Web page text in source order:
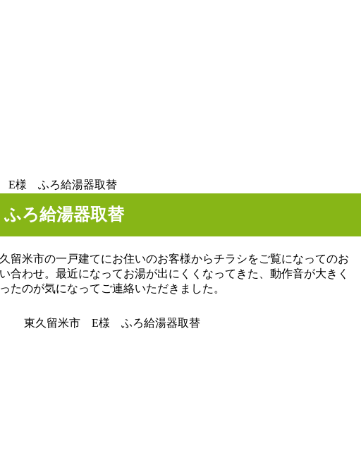
E様 ふろ給湯器取替
ろ給湯器取替
留米市の一戸建てにお住いのお客様からチラシをご覧になってのお
合わせ。最近になってお湯が出にくくなってきた、動作音が大きく
たのが気になってご連絡いただきました。